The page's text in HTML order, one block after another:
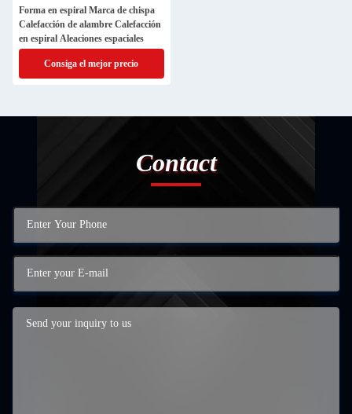
Forma en espiral Marca de chispa
Calefacción de alambre Calefacción
en espiral Aleaciones espaciales
Consiga el mejor precio
Contact